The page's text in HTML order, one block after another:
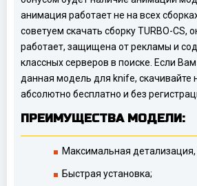
анимация работает не на всех
советуем скачать сборку TURBO-CS,
работает, защищена от рекламы и
классных серверов в поиске. Если
данная модель для knife, скачивайте
абсолютно бесплатно и без
ПРЕИМУЩЕСТВА МОДЕЛИ:
Максимальная детализация,
Быстрая установка;